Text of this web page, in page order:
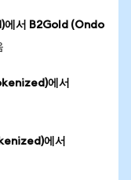
서 B2Gold (Ondo
에서
에서